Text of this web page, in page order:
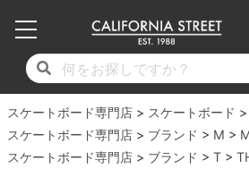
スケートボード専門店 スケートボード
スケートボード専門店
ブランド M
スケートボード専門店
ブランド T
17時までのご注文は当日発送
11,000円以上で送料無料！
毎月1日はポイント5倍！10日と20日
コンプリートセット（完成品）
17時までのご注文は当日発送
11,000円以上で送料無料！
毎月1日はポイント5倍！10日と20日
デッキ新着一覧
子供用デッキ
7.0inch以下
7.2inch
17時までのご注文は当日発送
11,000円以上で送料無料！
毎月1日はポイント5倍！10日と20日
トラック新着一覧
7.0inch以下
7.2inch
7.3inch
17時までのご注文は当日発送
11,000円以上で送料無料！
毎月1日はポイント5倍！10日と20日
ウィール新着一覧
50mm
51mm
52mm
17時までのご注文は当日発送
11,000円以上で送料無料！
毎月1日はポイント5倍！10日と20日
シューズ新着一覧
20cm
21cm
22cm
17時までのご注文は当日発送
11,000円以上で送料無料！
毎月1日はポイント5倍！10日と20日
Tシャツ
17時までのご注文は当日発送
11,000円以上で送料無料！
毎月1日はポイント5倍！10日と20日
最新ブログ一覧
17時までのご注文は当日発送
11,000円以上で送料無料！
毎月1日はポイント5倍！10日と20日
初心者の方へ
17時までのご注文は当日発送
11,000円以上で送料無料！
毎月1日はポイント5倍！10日と20日
店舗情報